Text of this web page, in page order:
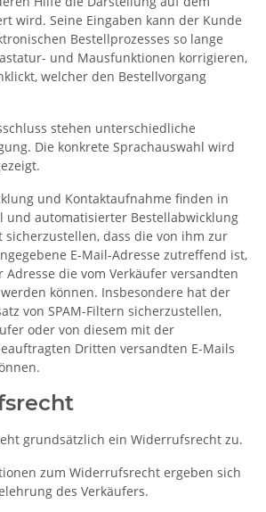
wird. Seine Eingaben kann der Kunde
Bestellprozesses so lange
und Mausfunktionen korrigieren,
welcher den Bestellvorgang
stehen unterschiedliche
Die konkrete Sprachauswahl wird
und Kontaktaufnahme finden in
und automatisierter Bestellabwicklung
sicherzustellen, dass die von ihm zur
E-Mail-Adresse zutreffend ist,
Adresse die vom Verkäufer versandten
können. Insbesondere hat der
von SPAM-Filtern sicherzustellen,
oder von diesem mit der
Dritten versandten E-Mails
grundsätzlich ein Widerrufsrecht zu.
zum Widerrufsrecht ergeben sich
des Verkäufers.